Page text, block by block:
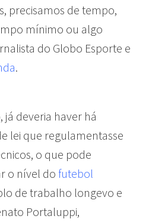
precisamos de tempo,
mínimo ou algo
do Globo Esporte e
.
já deveria haver há
lei que regulamentasse
o que pode
o nível do futebol
de trabalho longevo e
Portaluppi,